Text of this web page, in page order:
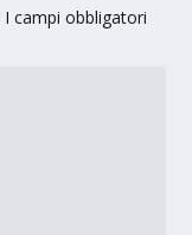
I campi obbligatori